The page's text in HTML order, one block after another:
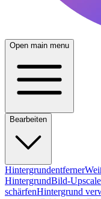
Open main menu
Bearbeiten
Hintergrundentferner
HintergrundBild-
schärfenHintergrund